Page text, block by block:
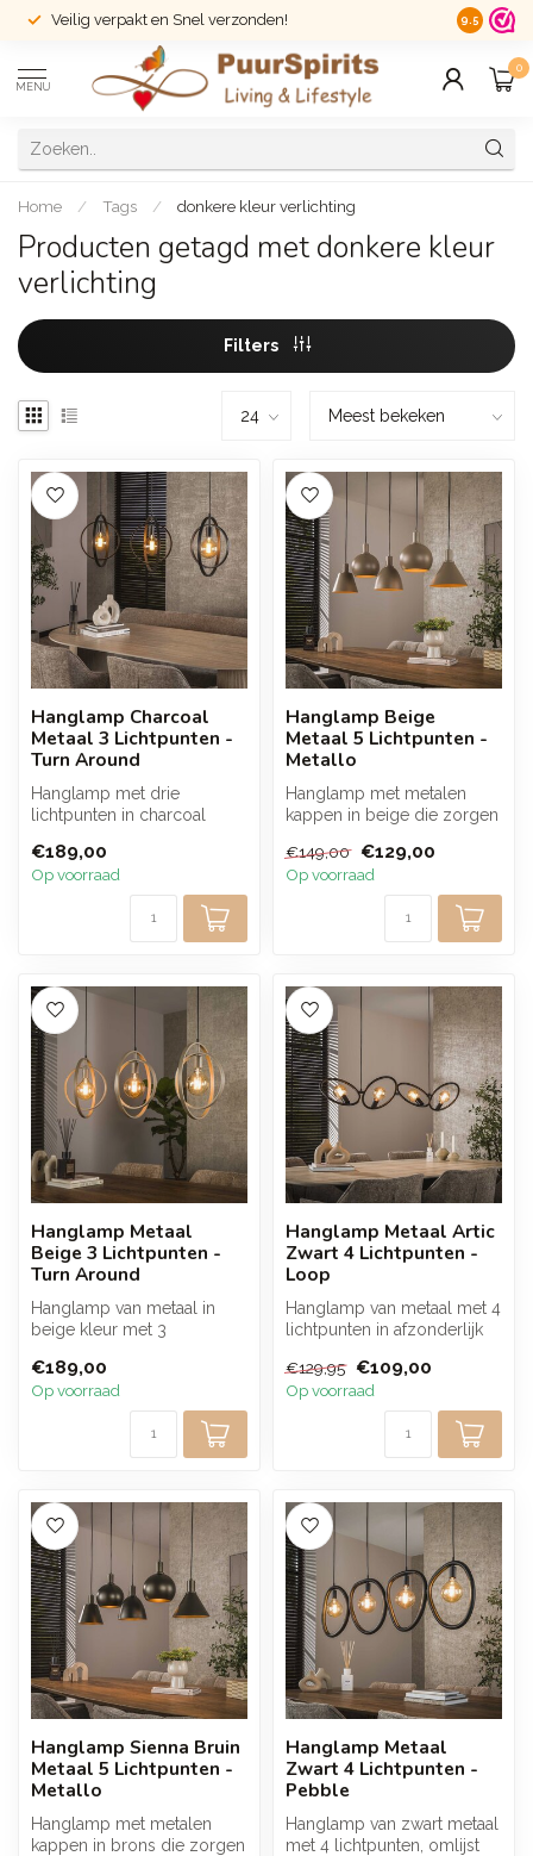
Veilig verpakt en Snel verzonden! 14 dagen
9.5
MENU
0
Home / Tags / donkere kleur verlichting
Producten getagd met donkere kleur
verlichting
Filters
Hanglamp Charcoal
Metaal 3 Lichtpunten -
Turn Around
Hanglamp met drie
lichtpunten in charcoal
ringdesign. De draa...
€189,00
Op voorraad
Hanglamp Beige
Metaal 5 Lichtpunten -
Metallo
Hanglamp met metalen
kappen in beige die zorgen
lichtb...
€149,00 €129,00
Op voorraad
Hanglamp Metaal
Beige 3 Lichtpunten -
Turn Around
Hanglamp van metaal in
beige kleur met 3
ringen. Het op...
€189,00
Op voorraad
Hanglamp Metaal Artic
Zwart 4 Lichtpunten -
Loop
Hanglamp van metaal met 4
lichtpunten in afzonderlijk
€129,95 €109,00
Op voorraad
Hanglamp Sienna Bruin
Metaal 5 Lichtpunten -
Metallo
Hanglamp met metalen
kappen in brons die zorgen
Hanglamp Metaal
Zwart 4 Lichtpunten -
Pebble
Hanglamp van zwart metaal
met 4 lichtpunten, omlijst